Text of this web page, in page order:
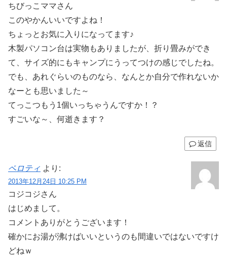
ちびっこママさん
このやかんいいですよね！
ちょっとお気に入りになってます♪
木製パソコン台は実物もありましたが、折り畳みができ
て、サイズ的にもキャンプにうってつけの感じでしたね。
でも、あれぐらいのものなら、なんとか自分で作れないか
なーとも思いました～
てっこつもう1個いっちゃうんですか！？
すごいな～、何逝きます？
返信
ペロティ より:
2013年12月24日 10:25 PM
コジコジさん
はじめまして。
コメントありがとうございます！
確かにお湯が沸けばいいというのも間違いではないですけ
どねｗ